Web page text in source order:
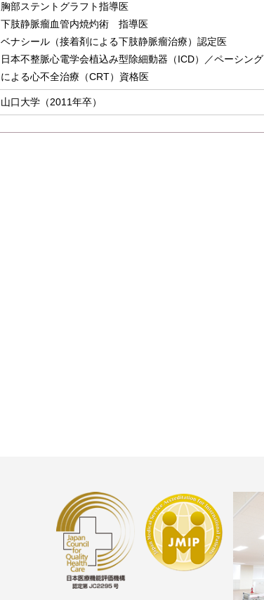
胸部ステントグラフト指導医
下肢静脈瘤血管内焼灼術 指導医
ベナシール（接着剤による下肢静脈瘤治療）認定医
日本不整脈心電学会植込み型除細動器（ICD）／ペーシング
による心不全治療（CRT）資格医
山口大学（2011年卒）